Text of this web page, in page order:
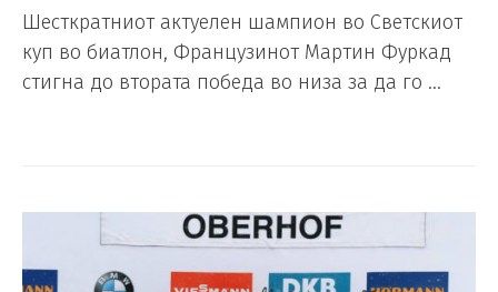
Шесткратниот актуелен шампион во Светскиот
куп во биатлон, Французинот Мартин Фуркад
стигна до втората победа во низа за да го …